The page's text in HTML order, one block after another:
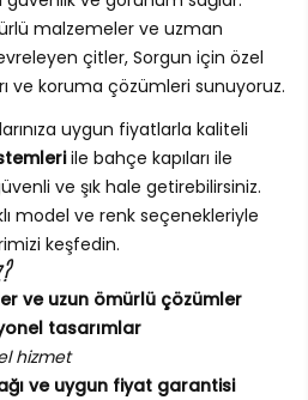
malzemeler ve uzman
çitler, Sorgun için özel
ve koruma çözümleri sunuyoruz.
uygun fiyatlarla kaliteli
ile bahçe kapıları ile
ve şık hale getirebilirsiniz.
model ve renk seçenekleriyle
keşfedin.
ve uzun ömürlü çözümler
tasarımlar
hizmet
ve uygun fiyat garantisi